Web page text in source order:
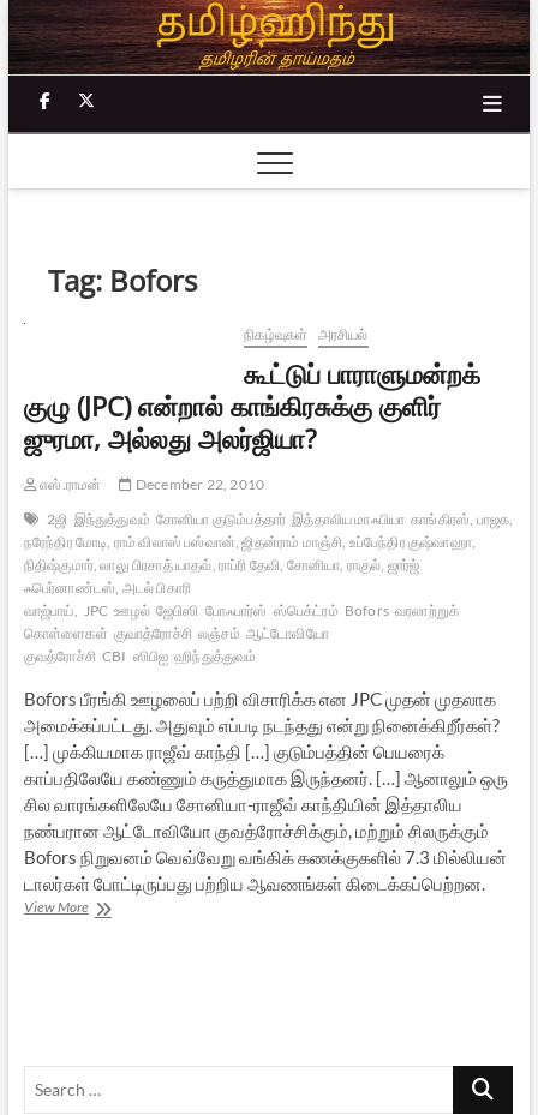
Skip
to
content
facebook
Tag: Bofors
நிகழ்வுகள் அரசியல்
கூட்டுப் பாராளுமன்றக்
குழு (JPC) என்றால் காங்கிரசுக்கு குளிர்
ஜுரமா, அல்லது அலர்ஜியா?
எஸ்.ராமன்
December 22, 2010
2ஜி இந்துத்துவம் சோனியா குடும்பத்தார் இத்தாலிய மாஃபியா காங்கிரஸ், பாஜக,
நரேந்திர மோடி, ராம் விலாஸ் பஸ்வான், ஜிதன்ராம் மாஞ்சி, உப்பேந்திர குஷ்வாஹா,
நிதிஷ்குமார், லாலு பிரசாத் யாதவ், ராப்ரி தேவி, சோனியா, ராகுல், ஜார்ஜ்
ஃபெர்னாண்டஸ், அடல் பிகாரி
வாஜ்பாய்,
JPC ஊழல் ஜேபிஸி போஃபார்ஸ் ஸ்பெக்ட்ரம் Bofors வரலாற்றுக்
கொள்ளைகள் குவாத்ரோச்சி லஞ்சம் ஆட்டோவியோ
குவத்ரோச்சி CBI ஸிபிஐ ஹிந்துத்துவம்
Bofors பீரங்கி ஊழலைப் பற்றி விசாரிக்க என JPC முதன் முதலாக
அமைக்கப்பட்டது. அதுவும் எப்படி நடந்தது என்று நினைக்கிறீர்கள்?
[…] முக்கியமாக ராஜீவ் காந்தி […] குடும்பத்தின் பெயரைக்
காப்பதிலேயே கண்ணும் கருத்துமாக இருந்தனர். […] ஆனாலும் ஒரு
சில வாரங்களிலேயே சோனியா-ராஜீவ் காந்தியின் இத்தாலிய
நண்பரான ஆட்டோவியோ குவத்ரோச்சிக்கும், மற்றும் சிலருக்கும்
Bofors நிறுவனம் வெவ்வேறு வங்கிக் கணக்குகளில் 7.3 மில்லியன்
டாலர்கள் போட்டிருப்பது பற்றிய ஆவணங்கள் கிடைக்கப்பெற்றன.
View Moreகூட்டுப்
அலர்ஜியா?
Search